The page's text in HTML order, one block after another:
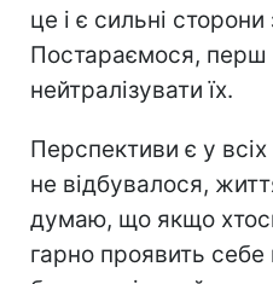
це і є сильні сторони
Постараємося, перш
нейтралізувати їх.
Перспективи є у
не відбувалося,
думаю, що якщо
гарно проявить себе